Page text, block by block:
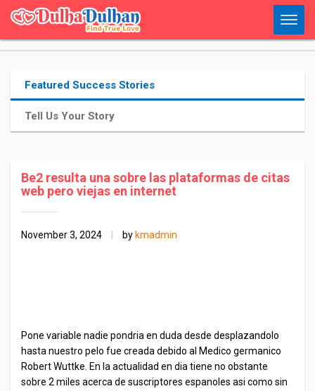
Featured Success Stories
Tell Us Your Story
Be2 resulta una sobre las plataformas de citas
web pero viejas en internet
November 3, 2024 by kmadmin
Pone variable nadie pondria en duda desde desplazandolo
hasta nuestro pelo fue creada debido al Medico germanico
Robert Wuttke. En la actualidad en dia tiene no obstante
sobre 2 miles acerca de suscriptores espanoles asi como sin